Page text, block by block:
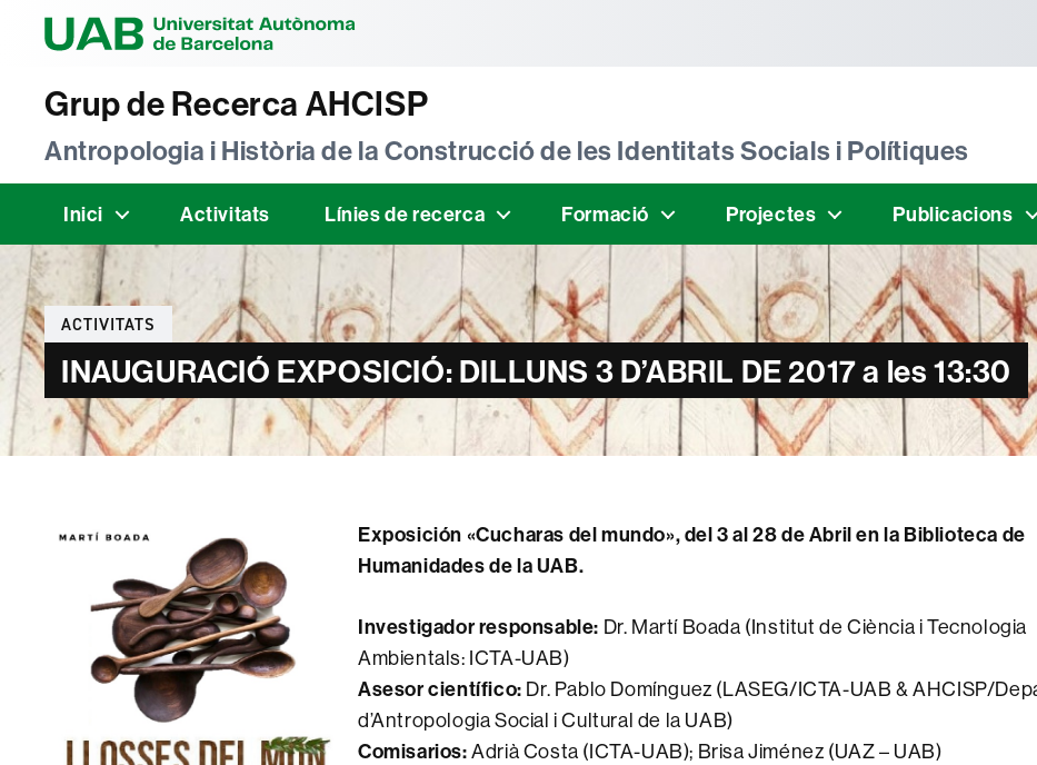
Grup de Recerca AHCISP
Antropologia i Història de la Construcció de les Identitats Socials i Polítiques
Inici Activitats Línies de recerca Formació Projectes Publicacions
Categories
ACTIVITATS
INAUGURACIÓ EXPOSICIÓ: DILLUNS 3 D’ABRIL DE 2017 a les 13:30
Exposición «Cucharas del mundo», del 3 al 28 de Abril en la Biblioteca de
Humanidades de la UAB.
Investigador responsable: Dr. Martí Boada (Institut de Ciència i Tecnologia
Ambientals: ICTA-UAB)
Asesor científico: Dr. Pablo Domínguez (LASEG/ICTA-UAB & AHCISP/
d’Antropologia Social i Cultural de la UAB)
Comisarios:Adrià Costa (ICTA-UAB); Brisa Jiménez (UAZ – UAB)